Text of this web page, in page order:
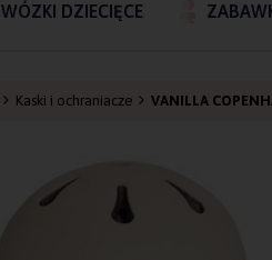
WÓZKI DZIECIĘCE
Kaski i ochraniacze VANILLA